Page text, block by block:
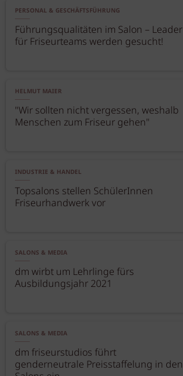
PERSONAL & GESCHÄFTSFÜHRUNG
Führungsqualitäten im Salon – Leader
für Friseurteams werden gesucht!
HELMUT MAIER
"Wir sollten nicht vergessen, weshalb
Menschen zum Friseur gehen"
INDUSTRIE & HANDEL
Topsalons stellen SchülerInnen
Friseurhandwerk vor
SALONS & MEDIA
dm wirbt um Lehrlinge fürs
Ausbildungsjahr 2021
SALONS & MEDIA
dm friseurstudios führt
genderneutrale Preisstaffelung in den